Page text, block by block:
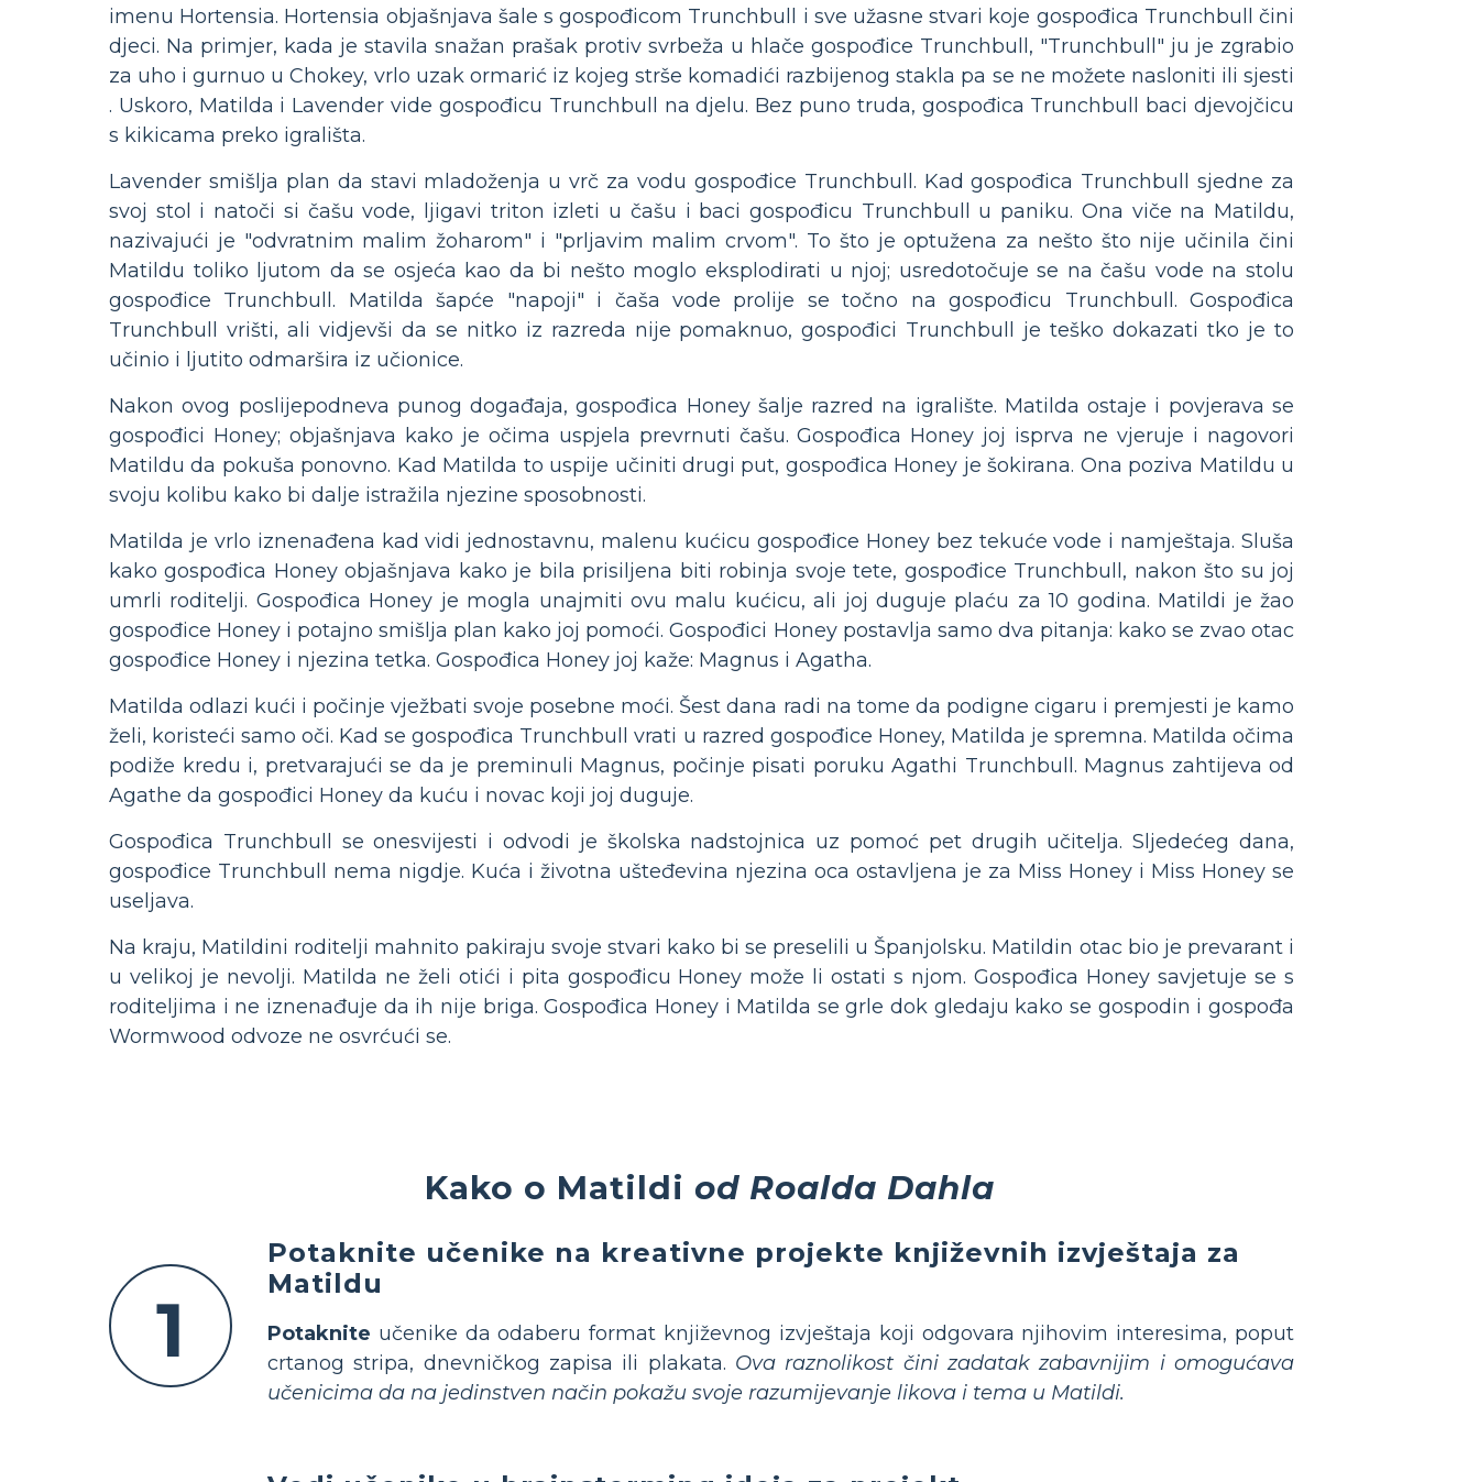
imenu Hortensia. Hortensia objašnjava šale s gospođicom Trunchbull i sve užasne stvari koje gospođica Trunchbull čini
djeci. Na primjer, kada je stavila snažan prašak protiv svrbeža u hlače gospođice Trunchbull, "Trunchbull" ju je zgrabio
za uho i gurnuo u Chokey, vrlo uzak ormarić iz kojeg strše komadići razbijenog stakla pa se ne možete nasloniti ili sjesti
. Uskoro, Matilda i Lavender vide gospođicu Trunchbull na djelu. Bez puno truda, gospođica Trunchbull baci djevojčicu
s kikicama preko igrališta.
Lavender smišlja plan da stavi mladoženja u vrč za vodu gospođice Trunchbull. Kad gospođica Trunchbull sjedne za
svoj stol i natoči si čašu vode, ljigavi triton izleti u čašu i baci gospođicu Trunchbull u paniku. Ona viče na Matildu,
nazivajući je "odvratnim malim žoharom" i "prljavim malim crvom". To što je optužena za nešto što nije učinila čini
Matildu toliko ljutom da se osjeća kao da bi nešto moglo eksplodirati u njoj; usredotočuje se na čašu vode na stolu
gospođice Trunchbull. Matilda šapće "napoji" i čaša vode prolije se točno na gospođicu Trunchbull. Gospođica
Trunchbull vrišti, ali vidjevši da se nitko iz razreda nije pomaknuo, gospođici Trunchbull je teško dokazati tko je to
učinio i ljutito odmaršira iz učionice.
Nakon ovog poslijepodneva punog događaja, gospođica Honey šalje razred na igralište. Matilda ostaje i povjerava se
gospođici Honey; objašnjava kako je očima uspjela prevrnuti čašu. Gospođica Honey joj isprva ne vjeruje i nagovori
Matildu da pokuša ponovno. Kad Matilda to uspije učiniti drugi put, gospođica Honey je šokirana. Ona poziva Matildu u
svoju kolibu kako bi dalje istražila njezine sposobnosti.
Matilda je vrlo iznenađena kad vidi jednostavnu, malenu kućicu gospođice Honey bez tekuće vode i namještaja. Sluša
kako gospođica Honey objašnjava kako je bila prisiljena biti robinja svoje tete, gospođice Trunchbull, nakon što su joj
umrli roditelji. Gospođica Honey je mogla unajmiti ovu malu kućicu, ali joj duguje plaću za 10 godina. Matildi je žao
gospođice Honey i potajno smišlja plan kako joj pomoći. Gospođici Honey postavlja samo dva pitanja: kako se zvao otac
gospođice Honey i njezina tetka. Gospođica Honey joj kaže: Magnus i Agatha.
Matilda odlazi kući i počinje vježbati svoje posebne moći. Šest dana radi na tome da podigne cigaru i premjesti je kamo
želi, koristeći samo oči. Kad se gospođica Trunchbull vrati u razred gospođice Honey, Matilda je spremna. Matilda očima
podiže kredu i, pretvarajući se da je preminuli Magnus, počinje pisati poruku Agathi Trunchbull. Magnus zahtijeva od
Agathe da gospođici Honey da kuću i novac koji joj duguje.
Gospođica Trunchbull se onesvijesti i odvodi je školska nadstojnica uz pomoć pet drugih učitelja. Sljedećeg dana,
gospođice Trunchbull nema nigdje. Kuća i životna ušteđevina njezina oca ostavljena je za Miss Honey i Miss Honey se
useljava.
Na kraju, Matildini roditelji mahnito pakiraju svoje stvari kako bi se preselili u Španjolsku. Matildin otac bio je prevarant i
u velikoj je nevolji. Matilda ne želi otići i pita gospođicu Honey može li ostati s njom. Gospođica Honey savjetuje se s
roditeljima i ne iznenađuje da ih nije briga. Gospođica Honey i Matilda se grle dok gledaju kako se gospodin i gospođa
Wormwood odvoze ne osvrćući se.
Kako o Matildi od Roalda Dahla
1
Potaknite učenike na kreativne projekte književnih izvještaja za
Matildu
Potaknite učenike da odaberu format književnog izvještaja koji odgovara njihovim interesima, poput
crtanog stripa, dnevničkog zapisa ili plakata. Ova raznolikost čini zadatak zabavnijim i omogućava
učenicima da na jedinstven način pokažu svoje razumijevanje likova i tema u Matildi.